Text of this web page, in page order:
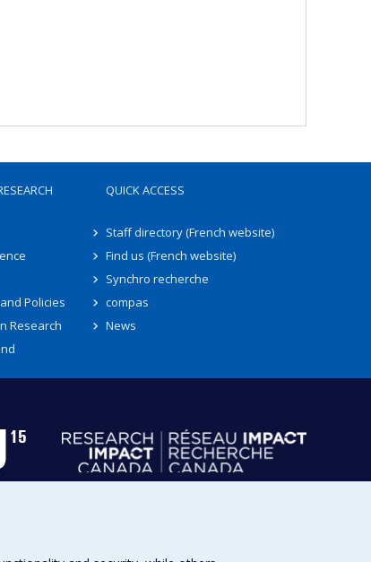
Policies
Research
QUICK ACCESS
Staff directory (French website)
Find us (French website)
Synchro recherche
compas
News